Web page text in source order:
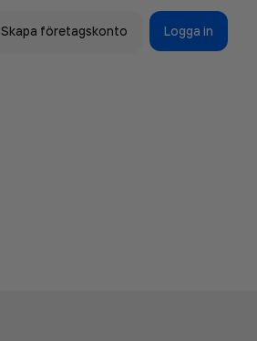
Skapa företagskonto Logga in